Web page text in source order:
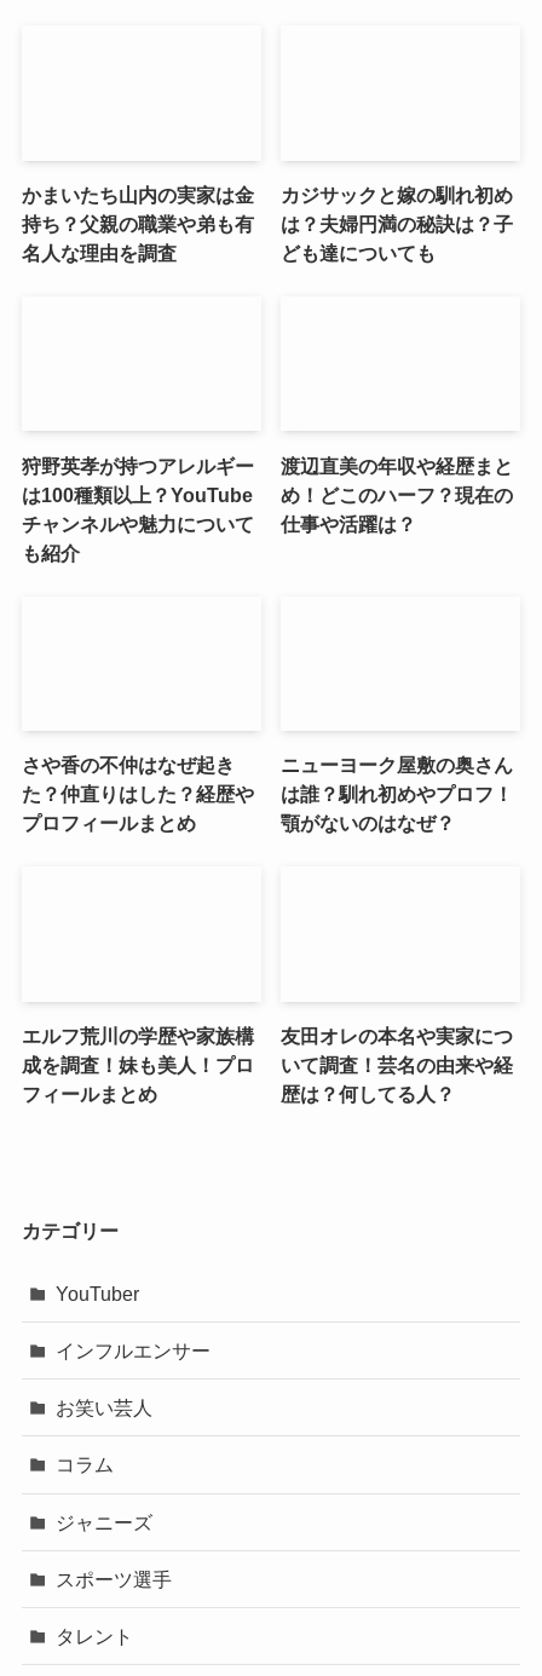
かまいたち山内の実家は金
持ち？父親の職業や弟も有
名人な理由を調査
カジサックと嫁の馴れ初め
は？夫婦円満の秘訣は？子
ども達についても
狩野英孝が持つアレルギー
は100種類以上？YouTube
チャンネルや魅力について
も紹介
渡辺直美の年収や経歴まと
め！どこのハーフ？現在の
仕事や活躍は？
さや香の不仲はなぜ起き
た？仲直りはした？経歴や
プロフィールまとめ
ニューヨーク屋敷の奥さん
は誰？馴れ初めやプロフ！
顎がないのはなぜ？
エルフ荒川の学歴や家族構
成を調査！妹も美人！プロ
フィールまとめ
友田オレの本名や実家につ
いて調査！芸名の由来や経
歴は？何してる人？
カテゴリー
YouTuber
インフルエンサー
お笑い芸人
コラム
ジャニーズ
スポーツ選手
タレント